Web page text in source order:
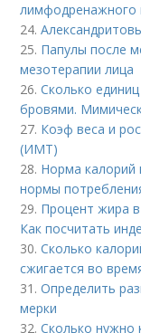
лимфодренажного
24.
25. Папулы после
мезотерапии лица
26.Сколько
бровями.
27. Коэф веса и
(ИМТ)
28. Норма калорий
нормы
29. Процент жира
Как посчитать
30.Сколько
сжигается во
31.Определить
мерки
32.Сколько нужно